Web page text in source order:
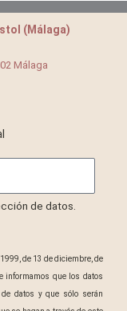
(Málaga)
Málaga
de datos.
de 13 de diciembre, de
informamos que los datos
datos y que sólo serán